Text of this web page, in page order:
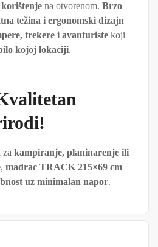
na otvorenom. Brzo
težina i ergonomski dizajn
trekere i avanturiste koji
kojoj lokaciji.
za kampiranje, planinarenje ili
, madrac TRACK 215×69 cm
uz minimalan napor.